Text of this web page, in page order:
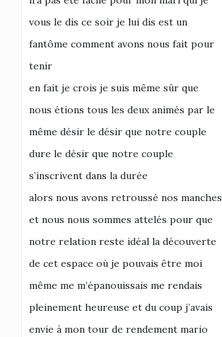
vous le dis ce soir je lui dis est un
fantôme comment avons nous fait pour
tenir
en fait je crois je suis même sûr que
nous étions tous les deux animés par le
même désir le désir que notre couple
dure le désir que notre couple
s’inscrivent dans la durée
alors nous avons retroussé nos manches
et nous nous sommes attelés pour que
notre relation reste idéal la découverte
de cet espace où je pouvais être moi
même me m’épanouissais me rendais
pleinement heureuse et du coup j’avais
envie à mon tour de rendement mario